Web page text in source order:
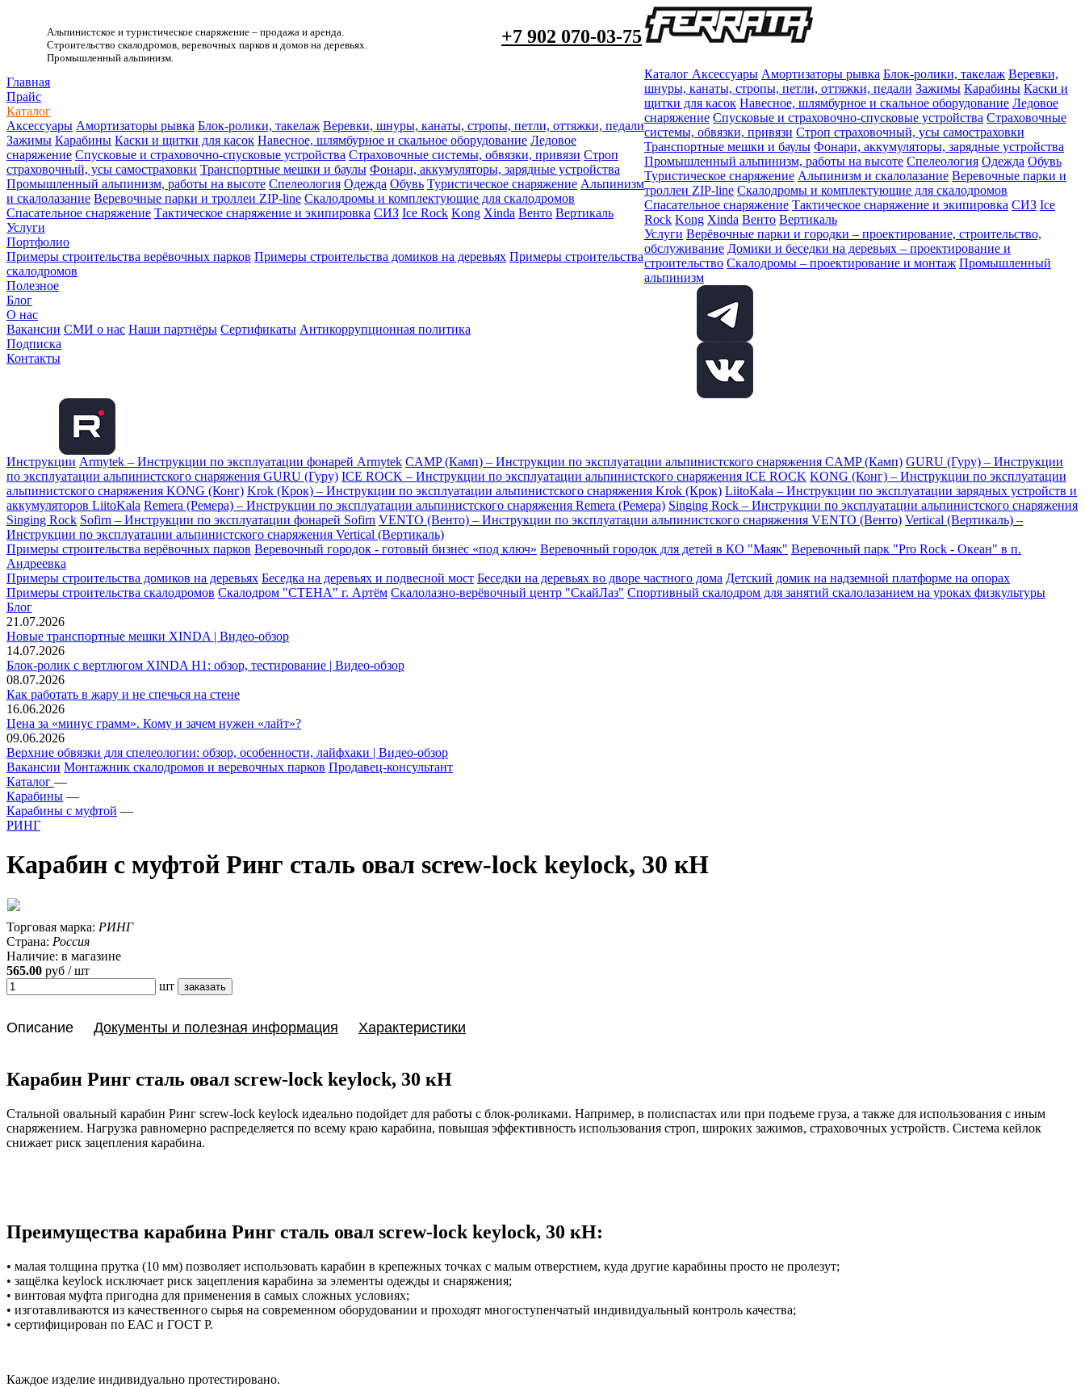
Альпинистское и туристическое снаряжение – продажа и аренда.
Строительство скалодромов, веревочных парков и домов на деревьях.
Промышленный альпинизм.
+7 902 070-03-75
Главная
Прайс
Каталог
Аксессуары Амортизаторы рывка Блок-ролики, такелаж Веревки, шнуры, канаты, стропы, петли, оттяжки, педали
Зажимы Карабины Каски и щитки для касок Навесное, шлямбурное и скальное оборудование Ледовое
снаряжение Спусковые и страховочно-спусковые устройства Страховочные системы, обвязки, привязи Строп
страховочный, усы самостраховки Транспортные мешки и баулы Фонари, аккумуляторы, зарядные устройства
Промышленный альпинизм, работы на высоте Спелеология Одежда Обувь Туристическое снаряжение Альпинизм
и скалолазание Веревочные парки и троллеи ZIP-line Скалодромы и комплектующие для скалодромов
Спасательное снаряжение Тактическое снаряжение и экипировка СИЗ Ice Rock Kong Xinda Венто Вертикаль
Услуги
Портфолио
Примеры строительства верёвочных парков Примеры строительства домиков на деревьях Примеры строительства
скалодромов
Полезное
Блог
О нас
Вакансии СМИ о нас Наши партнёры Сертификаты Антикоррупционная политика
Подписка
Контакты
Каталог Аксессуары Амортизаторы рывка Блок-ролики, такелаж Веревки,
шнуры, канаты, стропы, петли, оттяжки, педали Зажимы Карабины Каски и
щитки для касок Навесное, шлямбурное и скальное оборудование Ледовое
снаряжение Спусковые и страховочно-спусковые устройства Страховочные
системы, обвязки, привязи Строп страховочный, усы самостраховки
Транспортные мешки и баулы Фонари, аккумуляторы, зарядные устройства
Промышленный альпинизм, работы на высоте Спелеология Одежда Обувь
Туристическое снаряжение Альпинизм и скалолазание Веревочные парки и
троллеи ZIP-line Скалодромы и комплектующие для скалодромов
Спасательное снаряжение Тактическое снаряжение и экипировка СИЗ Ice
Rock Kong Xinda Венто Вертикаль
Услуги Верёвочные парки и городки – проектирование, строительство,
обслуживание Домики и беседки на деревьях – проектирование и
строительство Скалодромы – проектирование и монтаж Промышленный
альпинизм
Инструкции Armytek – Инструкции по эксплуатации фонарей Armytek CAMP (Камп) – Инструкции по эксплуатации альпинистского снаряжения CAMP (Камп) GURU (Гуру) – Инструкции
по эксплуатации альпинистского снаряжения GURU (Гуру) ICE ROCK – Инструкции по эксплуатации альпинистского снаряжения ICE ROCK KONG (Конг) – Инструкции по эксплуатации
альпинистского снаряжения KONG (Конг) Krok (Крок) – Инструкции по эксплуатации альпинистского снаряжения Krok (Крок) LiitoKala – Инструкции по эксплуатации зарядных устройств и
аккумуляторов LiitoKala Remera (Ремера) – Инструкции по эксплуатации альпинистского снаряжения Remera (Ремера) Singing Rock – Инструкции по эксплуатации альпинистского снаряжения
Singing Rock Sofirn – Инструкции по эксплуатации фонарей Sofirn VENTO (Венто) – Инструкции по эксплуатации альпинистского снаряжения VENTO (Венто) Vertical (Вертикаль) –
Инструкции по эксплуатации альпинистского снаряжения Vertical (Вертикаль)
Примеры строительства верёвочных парков Веревочный городок - готовый бизнес «под ключ» Веревочный городок для детей в КО "Маяк" Веревочный парк "Pro Rock - Океан" в п.
Андреевка
Примеры строительства домиков на деревьях Беседка на деревьях и подвесной мост Беседки на деревьях во дворе частного дома Детский домик на надземной платформе на опорах
Примеры строительства скалодромов Скалодром "СТЕНА" г. Артём Скалолазно-верёвочный центр "СкайЛаз" Спортивный скалодром для занятий скалолазанием на уроках физкультуры
Блог
21.07.2026
Новые транспортные мешки XINDA | Видео-обзор
14.07.2026
Блок-ролик с вертлюгом XINDA H1: обзор, тестирование | Видео-обзор
08.07.2026
Как работать в жару и не спечься на стене
16.06.2026
Цена за «минус грамм». Кому и зачем нужен «лайт»?
09.06.2026
Верхние обвязки для спелеологии: обзор, особенности, лайфхаки | Видео-обзор
Вакансии Монтажник скалодромов и веревочных парков Продавец-консультант
Каталог —
Карабины —
Карабины с муфтой —
РИНГ
Карабин с муфтой Ринг сталь овал screw-lock keylock, 30 кН
Торговая марка: РИНГ
Страна: Россия
Наличие: в магазине
565.00 руб / шт
шт
Описание Документы и полезная информация Характеристики
Карабин Ринг сталь овал screw-lock keylock, 30 кН
Стальной овальный карабин Ринг screw-lock keylock идеально подойдет для работы с блок-роликами. Например, в полиспастах или при подъеме груза, а также для использования с иным
снаряжением. Нагрузка равномерно распределяется по всему краю карабина, повышая эффективность использования строп, широких зажимов, страховочных устройств. Система кейлок
снижает риск зацепления карабина.
Преимущества карабина Ринг сталь овал screw-lock keylock, 30 кН:
• малая толщина прутка (10 мм) позволяет использовать карабин в крепежных точках с малым отверстием, куда другие карабины просто не пролезут;
• защёлка keylock исключает риск зацепления карабина за элементы одежды и снаряжения;
• винтовая муфта пригодна для применения в самых сложных условиях;
• изготавливаются из качественного сырья на современном оборудовании и проходят многоступенчатый индивидуальный контроль качества;
• сертифицирован по ЕАС и ГОСТ Р.
Каждое изделие индивидуально протестировано.